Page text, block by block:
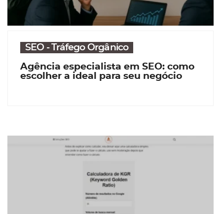
SEO - Tráfego Orgânico
Agência especialista em SEO: como
escolher a ideal para seu negócio